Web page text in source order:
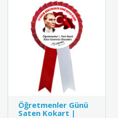
Öğretmenler Günü
Saten Kokart |